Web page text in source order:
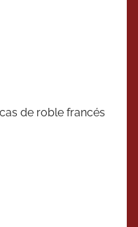
de roble francés